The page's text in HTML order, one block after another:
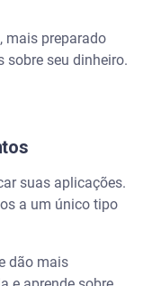
mais preparado
sobre seu dinheiro.
suas aplicações.
a um único tipo
dão mais